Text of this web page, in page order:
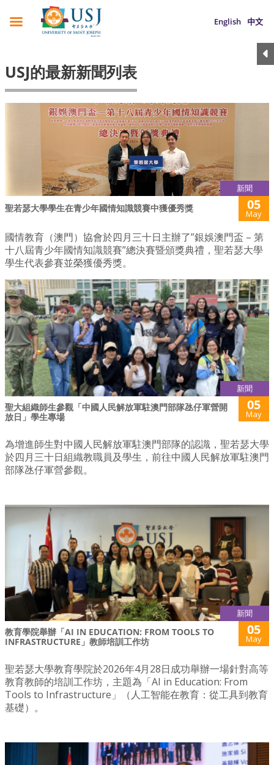
English 中文
USJ的最新新聞列表
新聞
聖若瑟大學學生在青少年國情知識競賽中獲優秀獎 05
May
國情教育（澳門）協會於四月三十日主辦了”銀娛澳門盃 – 第
十八屆青少年國情知識競賽”總決賽暨頒獎典禮，聖若瑟大學
學生代表參賽並榮獲優秀獎。
新聞
聖大組織師生參觀「中國人民解放軍駐澳門部隊氹仔軍營開
放日」學生專場
05
May
為增進師生對中國人民解放軍駐澳門部隊的認識，聖若瑟大學
於四月三十日組織教職員及學生，前往中國人民解放軍駐澳門
部隊氹仔軍營參觀。
新聞
教育學院舉辦「AI IN EDUCATION: FROM TOOLS TO
INFRASTRUCTURE」教師培訓工作坊
05
May
聖若瑟大學教育學院於2026年4月28日成功舉辦一場針對高等
教育教師的培訓工作坊，主題為「AI in Education: From
Tools to Infrastructure」（人工智能在教育：從工具到教育
基礎）。